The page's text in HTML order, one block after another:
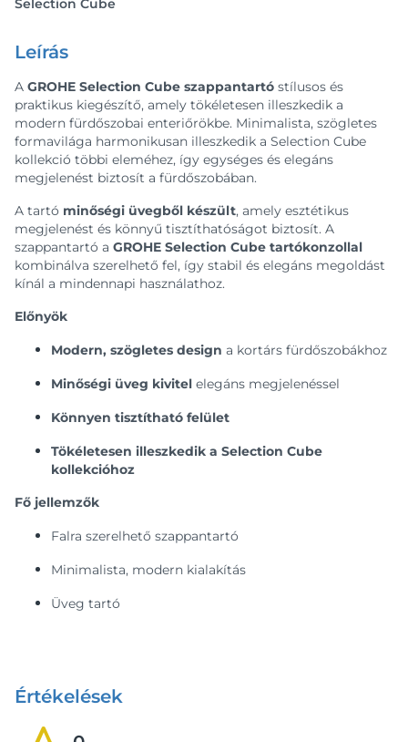
Selection Cube
Leírás
A GROHE Selection Cube szappantartó stílusos és
praktikus kiegészítő, amely tökéletesen illeszkedik a
modern fürdőszobai enteriőrökbe. Minimalista, szögletes
formavilága harmonikusan illeszkedik a Selection Cube
kollekció többi eleméhez, így egységes és elegáns
megjelenést biztosít a fürdőszobában.
A tartó minőségi üvegből készült, amely esztétikus
megjelenést és könnyű tisztíthatóságot biztosít. A
szappantartó a GROHE Selection Cube tartókonzollal
kombinálva szerelhető fel, így stabil és elegáns megoldást
kínál a mindennapi használathoz.
Előnyök
Modern, szögletes design a kortárs fürdőszobákhoz
Minőségi üveg kivitel elegáns megjelenéssel
Könnyen tisztítható felület
Tökéletesen illeszkedik a Selection Cube
kollekcióhoz
Fő jellemzők
Falra szerelhető szappantartó
Minimalista, modern kialakítás
Üveg tartó
Értékelések